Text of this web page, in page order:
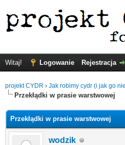
Witaj! Logowanie Rejestracja
projekt CYDR › Jak robimy cydr (i jak go
Przekłądki w prasie warstwowej
Przekłądki w prasie warstwowej
wodzik